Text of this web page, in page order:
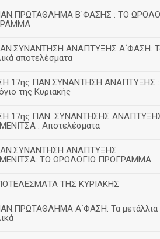
Β΄ΦΑΣΗΣ : ΤΟ
ΑΝΑΠΤΥΞΗΣ Α΄ΦΑΣΗ:
αποτελέσματα
17ης ΠΑΝ.ΣΥΝΑΝΤΗΣΗ ΑΝΑΠΤΥΞΗΣ :
της Κυριακής
17ης ΠΑΝ. ΣΥΝΑΝΤΗΣΗΣ
: Αποτελέσματα
ΑΝΑΠΤΥΞΗΣ
ΤΟ ΩΡΟΛΟΓΙΟ ΠΡΟΓΡΑΜΜΑ
ΤΗΣ ΚΥΡΙΑΚΗΣ
Α΄ΦΑΣΗ: Τα μετάλλια